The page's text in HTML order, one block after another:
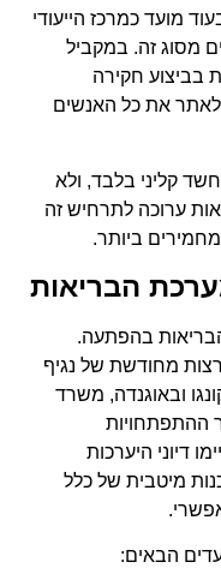
מועד כמרכז הייעודי
מסוג זה. במקביל
בביצוע חקירה
לאתר את כל האנשים
קליני בלבד, ולא
ערוכה לתרחיש זה
ביותר.
הבריאות
בהפתעה.
מחודשת של נגיף
ובאוגנדה, משרד
ההתפתחויות
דיוני היערכות
מיטבית של כלל
הבאים: